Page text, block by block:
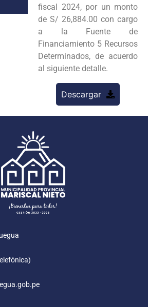
fiscal 2024, por un monto
de S/ 26,884.00 con cargo
a la Fuente de
Financiamiento 5 Recursos
Determinados, de acuerdo
al siguiente detalle.
Descargar